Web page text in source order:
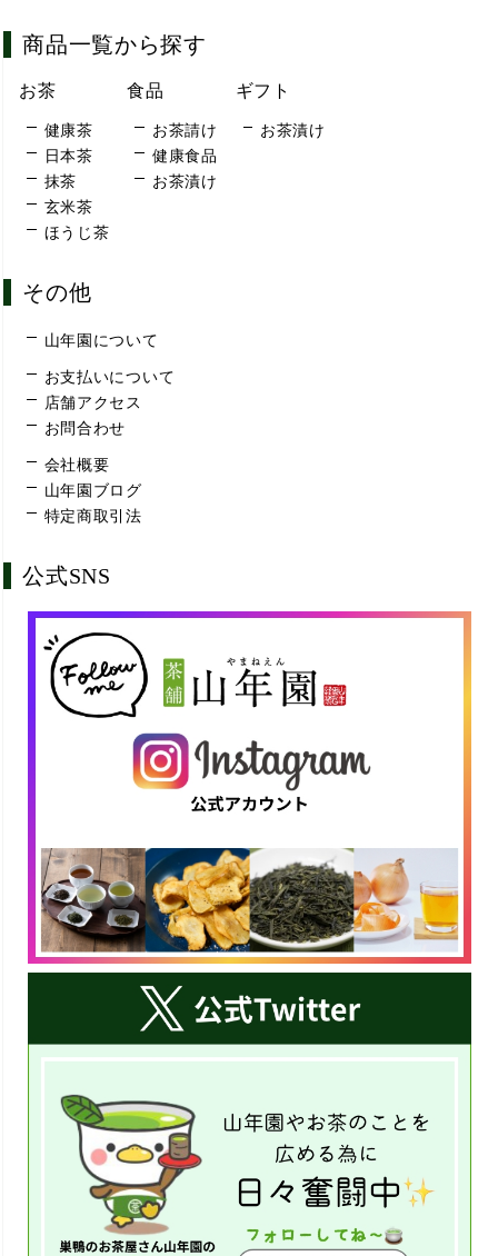
商品一覧から探す
お茶
健康茶
日本茶
抹茶
玄米茶
ほうじ茶
食品
お茶請け
健康食品
お茶漬け
ギフト
お茶漬け
その他
山年園について
お支払いについて
店舗アクセス
お問合わせ
会社概要
山年園ブログ
特定商取引法
公式SNS